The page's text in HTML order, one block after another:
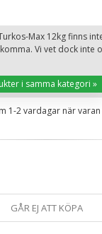
Max 12kg finns
Vi vet dock inte
i samma kategori »
1-2 vardagar när
GÅR EJ ATT KÖPA